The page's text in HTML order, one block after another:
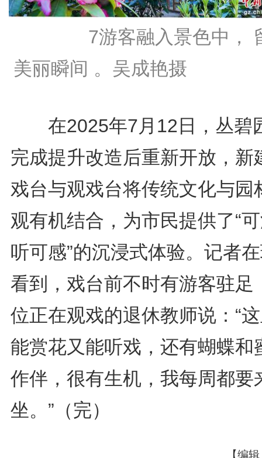
7游客融入景色中，
美丽瞬间 。吴成艳摄
在2025年7月12日，丛碧
完成提升改造后重新开放，新
戏台与观戏台将传统文化与园
观有机结合，为市民提供了“
听可感”的沉浸式体验。记者
看到，戏台前不时有游客驻足
位正在观戏的退休教师说：“
能赏花又能听戏，还有蝴蝶和
作伴，很有生机，我每周都要
坐。”（完）
【编